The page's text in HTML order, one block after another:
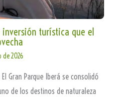
turística que el
de 2026
Gran Parque Iberá se consolidó
de los destinos de naturaleza